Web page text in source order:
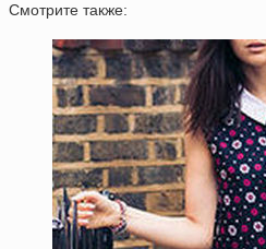
Смотрите также: